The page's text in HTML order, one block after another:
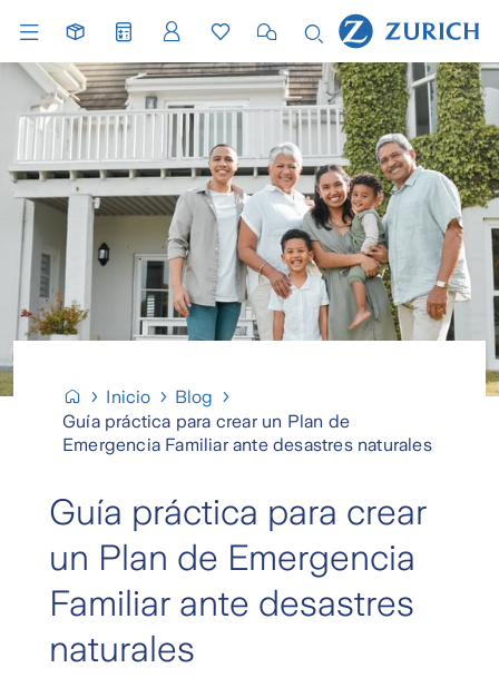
Inicio
Blog
Guía práctica para crear un Plan de
Emergencia Familiar ante desastres naturales
Guía práctica para crear
un Plan de Emergencia
Familiar ante desastres
naturales